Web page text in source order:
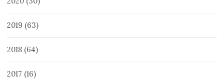
2019 (63)
2018 (64)
2017 (16)